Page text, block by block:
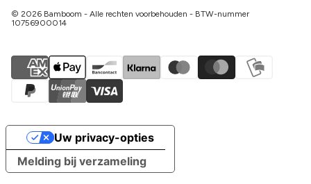
© 2026 Bamboom - Alle rechten voorbehouden - BTW-nummer
10756900014
Melding bij verzameling
Uw privacy-opties